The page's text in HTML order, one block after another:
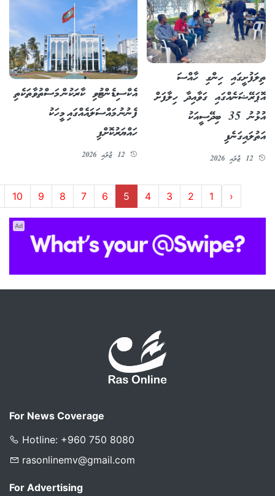
ތިލަފުށީގައި ހިންގި ހާއްސަ
އޮޕަރޭޝަނެއްގައި ގަވާއިދާ ހިލާފަށް
އުޅުނު 35 ބިދޭސީއަކު
އަތުލައިގަނެފި
އެކްސިޑެންޓުވި ކާރަކުން މަސްތުވާތަކެތި
ފެނުނު މައްސަލައެއްގައި މީހަކު
ހައްޔަރުކޮށްފި
‹
1
2
3
4
5
6
7
8
9
10
Ad
For News Coverage
Hotline: +960 750 8080
rasonlinemv@gmail.com
For Advertising